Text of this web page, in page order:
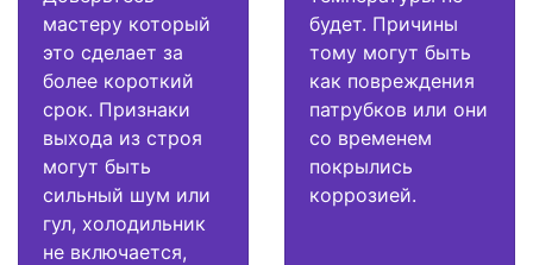
мастеру который
это сделает за
более короткий
срок. Признаки
выхода из строя
могут быть
сильный шум или
гул, холодильник
не включается,
будет. Причины
тому могут быть
как повреждения
патрубков или они
со временем
покрылись
коррозией.